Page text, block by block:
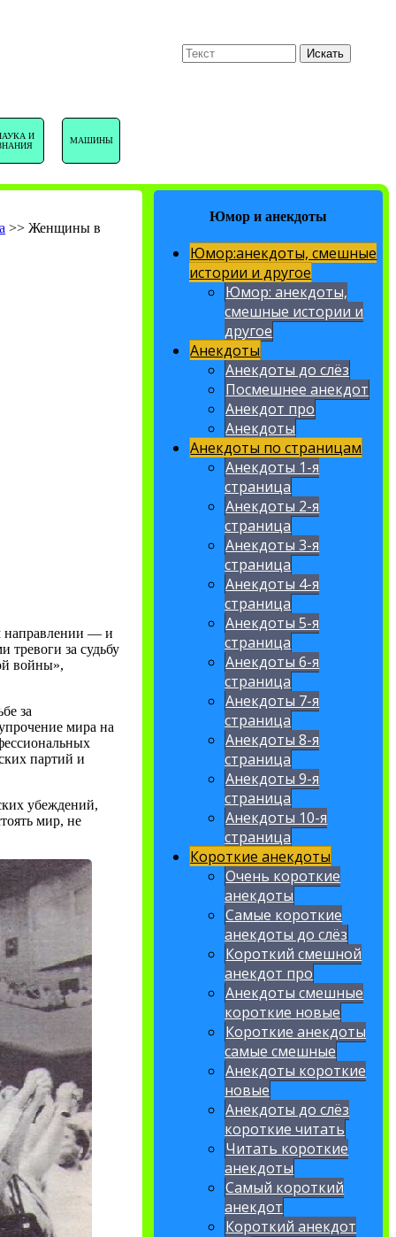
И
МАШИНЫ
Искать
>>Женщины в
направлении — и
за судьбу
войны»,
за
мира на
партий и
убеждений,
мир, не
Юмор и анекдоты
Юмор:анекдоты, смешные
истории и другое
Юмор: анекдоты,
смешные истории и
другое
Анекдоты
Анекдоты до слёз
Посмешнее анекдот
Анекдот про
Анекдоты
Анекдоты по страницам
Анекдоты 1-я
страница
Анекдоты 2-я
страница
Анекдоты 3-я
страница
Анекдоты 4-я
страница
Анекдоты 5-я
страница
Анекдоты 6-я
страница
Анекдоты 7-я
страница
Анекдоты 8-я
страница
Анекдоты 9-я
страница
Анекдоты 10-я
страница
Короткие анекдоты
Очень короткие
анекдоты
Самые короткие
анекдоты до слёз
Короткий смешной
анекдот про
Анекдоты смешные
короткие новые
Короткие анекдоты
самые смешные
Анекдоты короткие
новые
Анекдоты до слёз
короткие читать
Читать короткие
анекдоты
Самый короткий
анекдот
Короткий анекдот